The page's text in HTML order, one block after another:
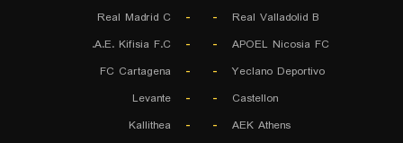
Real Valladolid B
-
-
Real Madrid C
APOEL Nicosia FC
-
-
A.E. Kifisia F.C.
Yeclano Deportivo
-
-
FC Cartagena
Castellon
-
-
Levante
AEK Athens
-
-
Kallithea